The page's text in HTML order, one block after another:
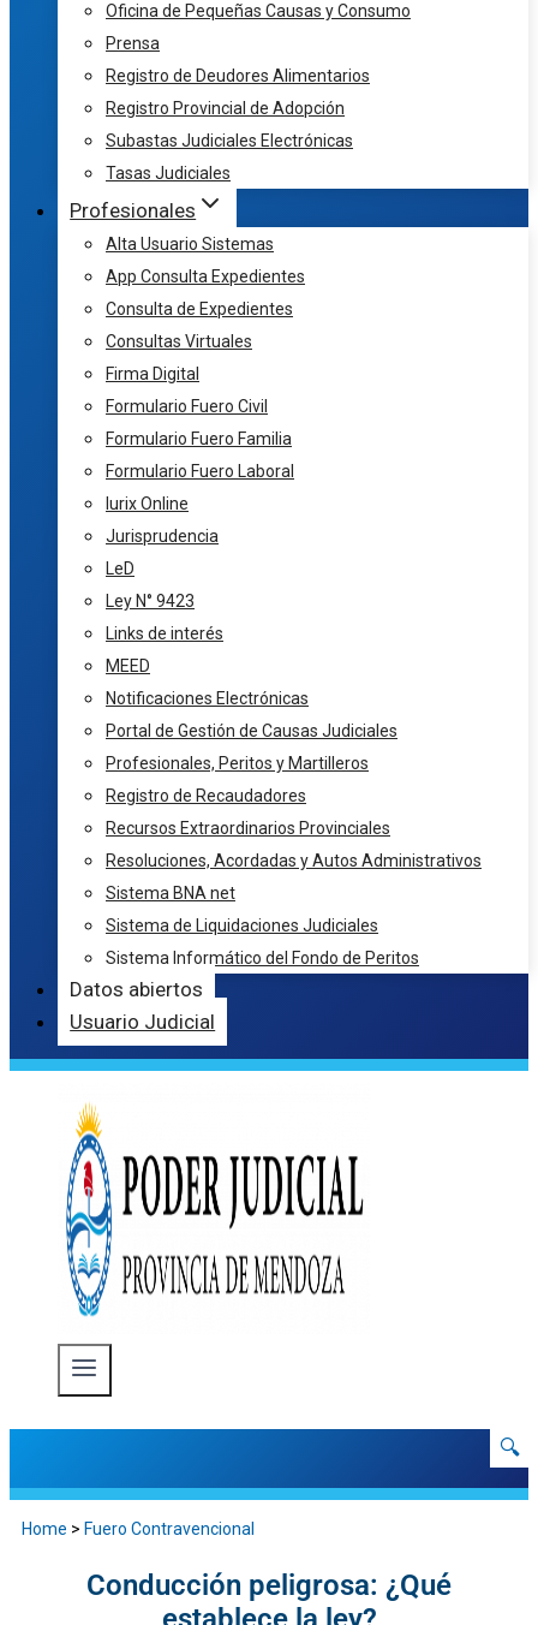
Oficina de Pequeñas Causas y Consumo
Prensa
Registro de Deudores Alimentarios
Registro Provincial de Adopción
Subastas Judiciales Electrónicas
Tasas Judiciales
Profesionales
Alta Usuario Sistemas
App Consulta Expedientes
Consulta de Expedientes
Consultas Virtuales
Firma Digital
Formulario Fuero Civil
Formulario Fuero Familia
Formulario Fuero Laboral
Iurix Online
Jurisprudencia
LeD
Ley N° 9423
Links de interés
MEED
Notificaciones Electrónicas
Portal de Gestión de Causas Judiciales
Profesionales, Peritos y Martilleros
Registro de Recaudadores
Recursos Extraordinarios Provinciales
Resoluciones, Acordadas y Autos Administrativos
Sistema BNA net
Sistema de Liquidaciones Judiciales
Sistema Informático del Fondo de Peritos
Datos abiertos
Usuario Judicial
🔍
Home > Fuero Contravencional
Conducción peligrosa: ¿Qué